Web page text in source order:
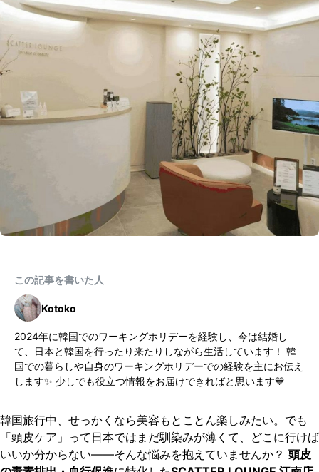
この記事を書いた人
Kotoko
2024年に韓国でのワーキングホリデーを経験し、今は結婚し
て、日本と韓国を行ったり来たりしながら生活しています！ 韓
国での暮らしや自身のワーキングホリデーでの経験を主にお伝え
します✨ 少しでも役立つ情報をお届けできればと思います💙
韓国旅行中、せっかくなら美容もとことん楽しみたい。でも
「頭皮ケア」って日本ではまだ馴染みが薄くて、どこに行けば
いいか分からない――そんな悩みを抱えていませんか？ 頭皮